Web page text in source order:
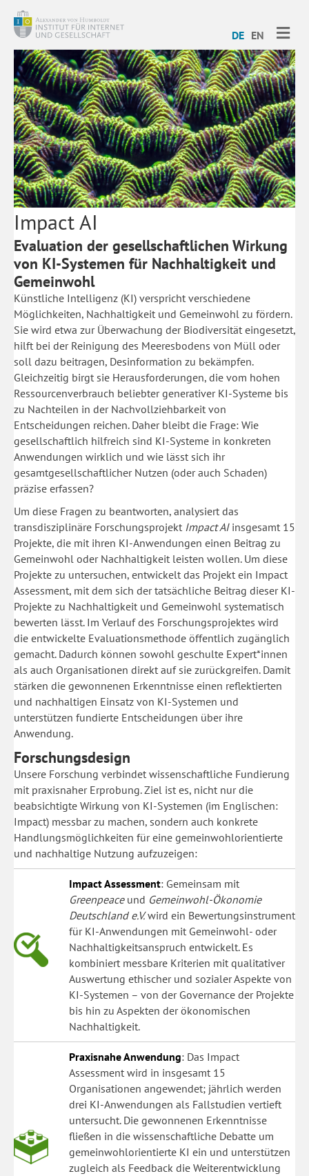
DE EN
Impact AI
Evaluation der gesellschaftlichen Wirkung
von KI-Systemen für Nachhaltigkeit und
Gemeinwohl
Künstliche Intelligenz (KI) verspricht verschiedene
Möglichkeiten, Nachhaltigkeit und Gemeinwohl zu fördern.
Sie wird etwa zur Überwachung der Biodiversität eingesetzt,
hilft bei der Reinigung des Meeresbodens von Müll oder
soll dazu beitragen, Desinformation zu bekämpfen.
Gleichzeitig birgt sie Herausforderungen, die vom hohen
Ressourcenverbrauch beliebter generativer KI-Systeme bis
zu Nachteilen in der Nachvollziehbarkeit von
Entscheidungen reichen. Daher bleibt die Frage: Wie
gesellschaftlich hilfreich sind KI-Systeme in konkreten
Anwendungen wirklich und wie lässt sich ihr
gesamtgesellschaftlicher Nutzen (oder auch Schaden)
präzise erfassen?
Um diese Fragen zu beantworten, analysiert das
transdisziplinäre Forschungsprojekt Impact AIinsgesamt 15
Projekte, die mit ihren KI-Anwendungen einen Beitrag zu
Gemeinwohl oder Nachhaltigkeit leisten wollen. Um diese
Projekte zu untersuchen, entwickelt das Projekt ein Impact
Assessment, mit dem sich der tatsächliche Beitrag dieser KI-
Projekte zu Nachhaltigkeit und Gemeinwohl systematisch
bewerten lässt. Im Verlauf des Forschungsprojektes wird
die entwickelte Evaluationsmethode öffentlich zugänglich
gemacht. Dadurch können sowohl geschulte Expert*innen
als auch Organisationen direkt auf sie zurückgreifen. Damit
stärken die gewonnenen Erkenntnisse einen reflektierten
und nachhaltigen Einsatz von KI-Systemen und
unterstützen fundierte Entscheidungen über ihre
Anwendung.
Forschungsdesign
Unsere Forschung verbindet wissenschaftliche Fundierung
mit praxisnaher Erprobung. Ziel ist es, nicht nur die
beabsichtigte Wirkung von KI-Systemen (im Englischen:
Impact) messbar zu machen, sondern auch konkrete
Handlungsmöglichkeiten für eine gemeinwohlorientierte
und nachhaltige Nutzung aufzuzeigen:
Impact Assessment: Gemeinsam mit
Greenpeaceund Gemeinwohl-Ökonomie
Deutschland e.V.wird ein Bewertungsinstrument
für KI-Anwendungen mit Gemeinwohl- oder
Nachhaltigkeitsanspruch entwickelt. Es
kombiniert messbare Kriterien mit qualitativer
Auswertung ethischer und sozialer Aspekte von
KI-Systemen – von der Governance der Projekte
bis hin zu Aspekten der ökonomischen
Nachhaltigkeit.
Praxisnahe Anwendung: Das Impact
Assessment wird in insgesamt 15
Organisationen angewendet; jährlich werden
drei KI-Anwendungen als Fallstudien vertieft
untersucht. Die gewonnenen Erkenntnisse
fließen in die wissenschaftliche Debatte um
gemeinwohlorientierte KI ein und unterstützen
zugleich als Feedback die Weiterentwicklung